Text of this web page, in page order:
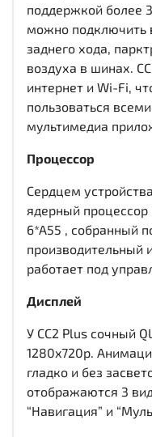
поддержкой более
можно подключить
заднего хода,
воздуха в шинах.
интернет и Wi-Fi,
пользоваться
мультимедиа
Процессор
Сердцем
ядерный процессор
6*A55 , собранный
производительный
работает под
Дисплей
У CC2 Plus сочный
1280x720р.
гладко и без
отображаются 3
“Навигация” и